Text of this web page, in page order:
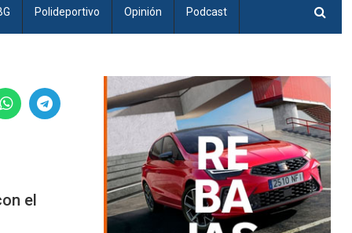
Polideportivo Opinión Podcast
el